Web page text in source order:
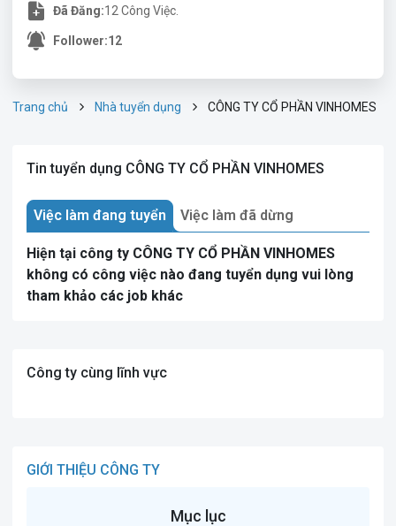
Đã Đăng:12 Công Việc.
Follower:12
Trang chủ Nhà tuyển dụng CÔNG TY CỔ PHẦN VINHOMES
Tin tuyển dụng CÔNG TY CỔ PHẦN VINHOMES
Việc làm đang tuyển Việc làm đã dừng
Hiện tại công ty CÔNG TY CỔ PHẦN VINHOMES
không có công việc nào đang tuyển dụng vui lòng
tham khảo các job khác
Công ty cùng lĩnh vực
GIỚI THIỆU CÔNG TY
Mục lục